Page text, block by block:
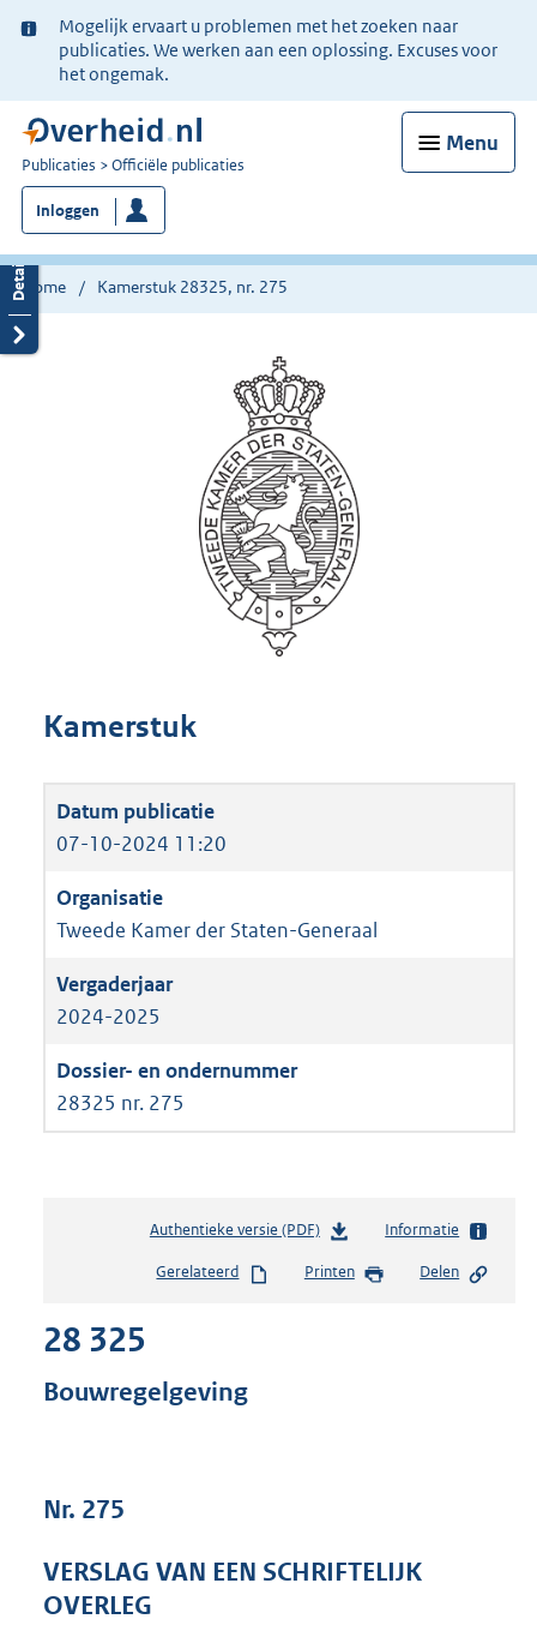
Ter
informatie:
Mogelijk ervaart u problemen met het zoeken naar
publicaties. We werken aan een oplossing. Excuses voor
het ongemak.
Menu
U
bent
nu
hier:
Publicaties Officiële publicaties
Inloggen
Home Kamerstuk 28325, nr. 275
Kamerstuk
07-10-2024 11:20
Tweede Kamer der Staten-Generaal
2024-2025
28325 nr. 275
Authentieke versie (PDF)b
s
e
Informatie
Gerelateerd Printen Delen
28 325
Bouwregelgeving
Nr. 275
VERSLAG VAN EEN SCHRIFTELIJK
OVERLEG